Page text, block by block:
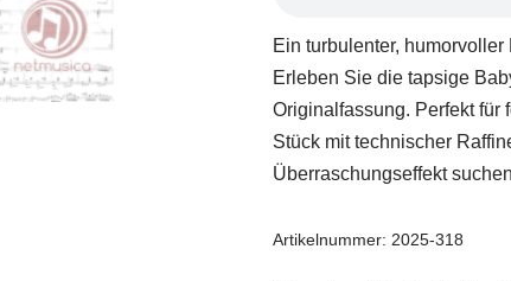
Ein turbulenter,
Erleben Sie die tapsige
Originalfassung. Perfekt für
Stück mit technischer
Überraschungseffekt
Artikelnummer: 2025-318